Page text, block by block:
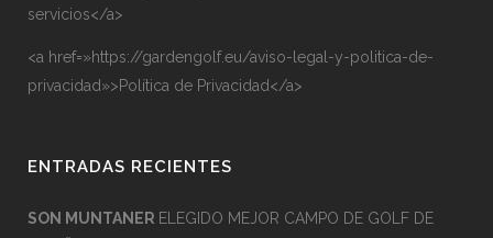
servicios</a>
<a href=»https://gardengolf.eu/aviso-legal-y-politica-de-
privacidad»>Política de Privacidad</a>
ENTRADAS RECIENTES
SON MUNTANER ELEGIDO MEJOR CAMPO DE GOLF DE